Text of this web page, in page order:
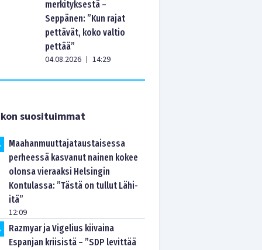
merkityksestä –
Seppänen: ”Kun rajat
pettävät, koko valtio
pettää”
04.08.2026 | 14:29
suosituimmat
Maahanmuuttajataustaisessa
perheessä kasvanut nainen kokee
olonsa vieraaksi Helsingin
Kontulassa: ”Tästä on tullut Lähi-
itä”
12:09
Razmyar ja Vigelius kiivaina
Espanjan kriisistä – ”SDP levittää